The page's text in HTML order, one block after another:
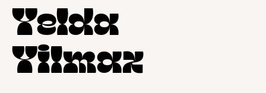
Yelda
Yilmaz